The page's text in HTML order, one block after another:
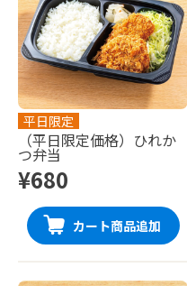
平日限定
（平日限定価格）ひれか
つ弁当
¥680
カート商品追加